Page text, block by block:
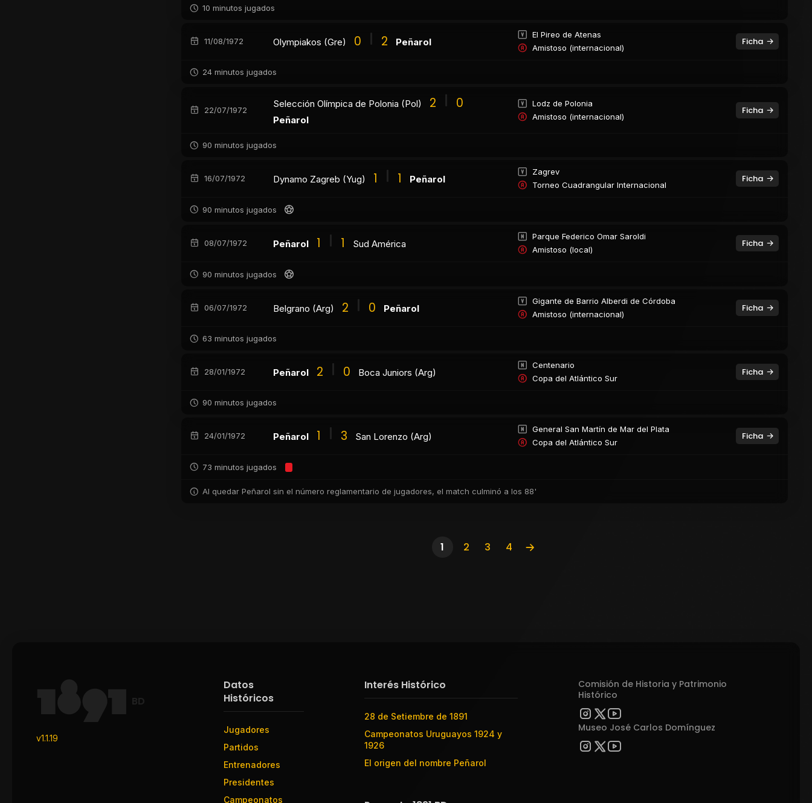
10 minutos jugados
11/08/1972 Olympiakos (Gre) 0 2 Peñarol
El Pireo de Atenas
Amistoso (internacional)
Ficha
24 minutos jugados
22/07/1972
Selección Olímpica de Polonia (Pol) 2 0
Peñarol
Lodz de Polonia
Amistoso (internacional)
Ficha
90 minutos jugados
16/07/1972 Dynamo Zagreb (Yug) 1 1 Peñarol
Zagrev
Torneo Cuadrangular Internacional
Ficha
90 minutos jugados
08/07/1972 Peñarol 1 1 Sud América
Parque Federico Omar Saroldi
Amistoso (local)
Ficha
90 minutos jugados
06/07/1972 Belgrano (Arg) 2 0 Peñarol
Gigante de Barrio Alberdi de Córdoba
Amistoso (internacional)
Ficha
63 minutos jugados
28/01/1972 Peñarol 2 0 Boca Juniors (Arg)
Centenario
Copa del Atlántico Sur
Ficha
90 minutos jugados
24/01/1972 Peñarol 1 3 San Lorenzo (Arg)
General San Martín de Mar del Plata
Copa del Atlántico Sur
Ficha
73 minutos jugados
Al quedar Peñarol sin el número reglamentario de jugadores, el match culminó a los 88'
1 2 3 4
BD
v1.1.19
Datos
Históricos
Jugadores
Partidos
Entrenadores
Presidentes
Campeonatos
Interés Histórico
28 de Setiembre de 1891
Campeonatos Uruguayos 1924 y
1926
El origen del nombre Peñarol
Comisión de Historia y Patrimonio
Histórico
Museo José Carlos Domínguez